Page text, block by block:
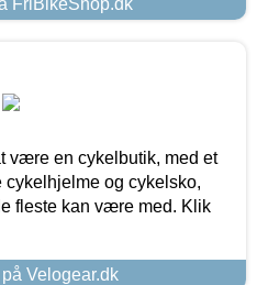
være en cykelbutik, med et
cykelhjelme og cykelsko,
fleste kan være med. Klik
Velogear.dk